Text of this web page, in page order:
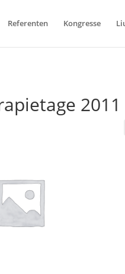
Referenten Kongresse
2011